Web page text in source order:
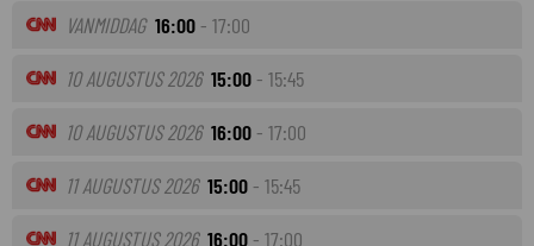
VANMIDDAG 16:00 - 17:00
10 AUGUSTUS 2026 15:00 - 15:45
10 AUGUSTUS 2026 16:00 - 17:00
11 AUGUSTUS 2026 15:00 - 15:45
11 AUGUSTUS 2026 16:00 - 17:00